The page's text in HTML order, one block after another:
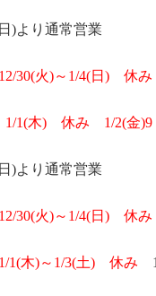
)より通常営業
12/30(火)～ 1/4(日 ) 休み
1/1(木) 休み 1/2(金)9
)より通常営業
12/30(火)～ 1/4(日 ) 休み
1/1(木)～ 1/3(土) 休み